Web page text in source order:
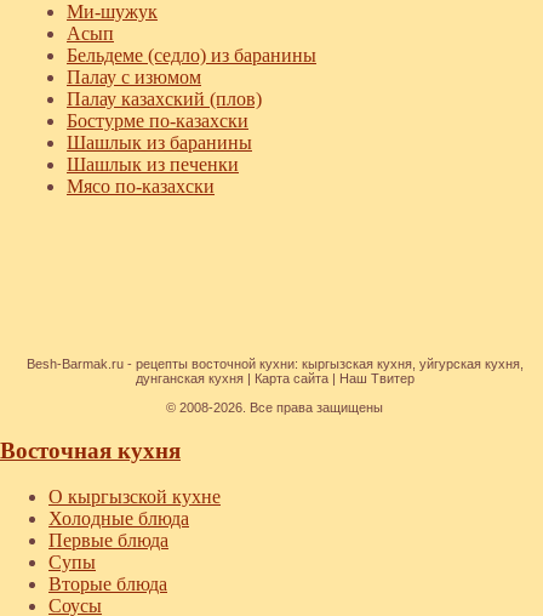
Ми-шужук
Асып
Бельдеме (седло) из баранины
Палау с изюмом
Палау казахский (плов)
Бостурме по-казахски
Шашлык из баранины
Шашлык из печенки
Мясо по-казахски
Besh-Barmak.ru - рецепты восточной кухни: кыргызская кухня, уйгурская кухня,
дунганская кухня| Карта сайта| Наш Твитер
© 2008-2026. Все права защищены
Восточная кухня
О кыргызской кухне
Холодные блюда
Первые блюда
Супы
Вторые блюда
Соусы